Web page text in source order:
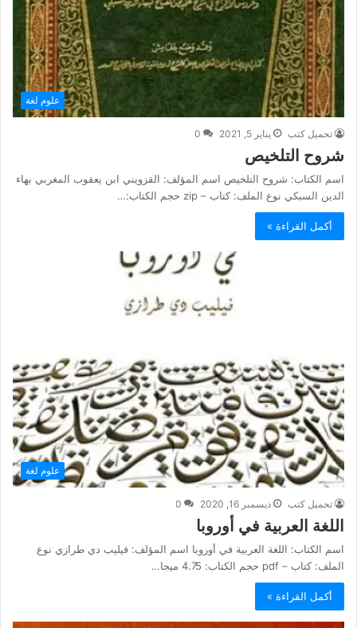
علوم لغة
تحميل كتب يناير 5, 2021 0
شروح التلخيص
اسم الكتاب: شروح التلخيص اسم المؤلف: القزويني ابن يعقوب المغربي بهاء
الدين السبكي نوع الملف: كتاب – zip حجم الكتاب:…
أكمل القراءة »
علوم لغة
تحميل كتب ديسمبر 16, 2020 0
اللغة العربية في أوروبا
اسم الكتاب: اللغة العربية في أوروبا اسم المؤلف: فيليب دي طرازي نوع
الملف: كتاب – pdf حجم الكتاب: 4.75 ميجا…
أكمل القراءة »